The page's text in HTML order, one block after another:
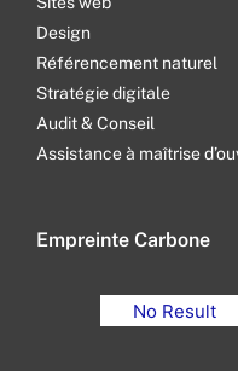
Design
Référencement naturel
Stratégie digitale
Audit & Conseil
Assistance à maîtrise
Empreinte Carbone
No Result